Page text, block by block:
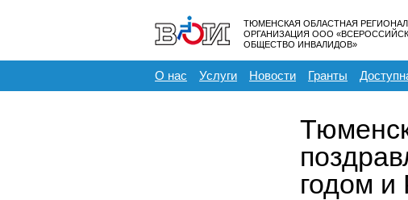
ТЮМЕНСКАЯ ОБЛАСТНАЯ
ОРГАНИЗАЦИЯ ООО
ОБЩЕСТВО ИНВАЛИДОВ»
О нас Услуги Новости Гранты
годом и